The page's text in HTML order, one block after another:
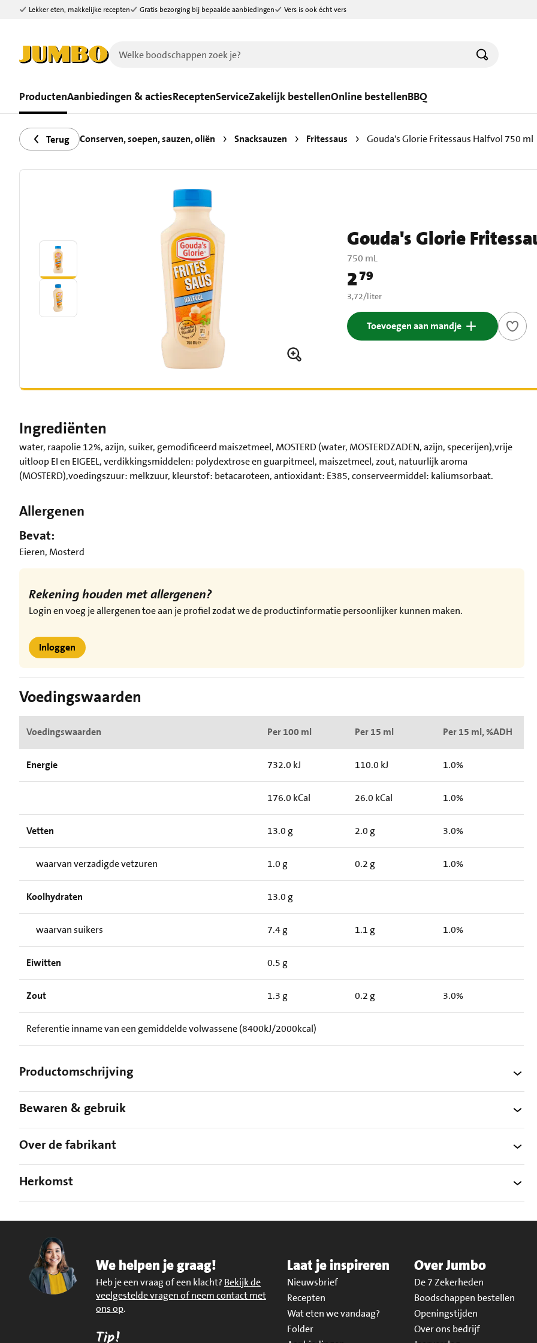
Ga naar zoeken
Ga naar hoofdinhoud
Lekker eten, makkelijke recepten Gratis bezorging bij bepaalde aanbiedingen Vers is ook écht vers
ProductenAanbiedingen & actiesReceptenServiceZakelijk bestellenOnline bestellenBBQ
Terug Conserven, soepen, sauzen, oliën Snacksauzen Fritessaus Gouda's Glorie Fritessaus Halfvol 750 ml
Gouda's Glorie
750 mL
Prijs: € 2,79
279
€ 3,72 per liter
3,72/liter
Toevoegen aan mandje
Ingrediënten
water, raapolie 12%, azijn, suiker, gemodificeerd maiszetmeel, MOSTERD (water, MOSTERDZADEN, azijn, specerijen),vrije
uitloop EI en EIGEEL, verdikkingsmiddelen: polydextrose en guarpitmeel, maiszetmeel, zout, natuurlijk aroma
(MOSTERD),voedingszuur: melkzuur, kleurstof: betacaroteen, antioxidant: E385, conserveermiddel: kaliumsorbaat.
Allergenen
Bevat:
Eieren, Mosterd
Rekening houden met allergenen?
Login en voeg je allergenen toe aan je profiel zodat we de productinformatie persoonlijker kunnen maken.
Inloggen
Voedingswaarden
Voedingswaarden Per 100 ml Per 15 ml Per 15 ml, %ADH
Energie 732.0 kJ 110.0 kJ 1.0%
176.0 kCal 26.0 kCal 1.0%
Vetten 13.0 g 2.0 g 3.0%
waarvan verzadigde vetzuren 1.0 g 0.2 g 1.0%
Koolhydraten 13.0 g
waarvan suikers 7.4 g 1.1 g 1.0%
Eiwitten 0.5 g
Zout 1.3 g 0.2 g 3.0%
Referentie inname van een gemiddelde volwassene (8400kJ/2000kcal)
Productomschrijving
Bewaren & gebruik
Over de fabrikant
Herkomst
We helpen je graag!
Heb je een vraag of een klacht? Bekijk de
veelgestelde vragen of neem contact met
ons op.
Tip!
Laat je inspireren
Nieuwsbrief
Recepten
Wat eten we vandaag?
Folder
Over Jumbo
De 7 Zekerheden
Boodschappen bestellen
Openingstijden
Over ons bedrijf